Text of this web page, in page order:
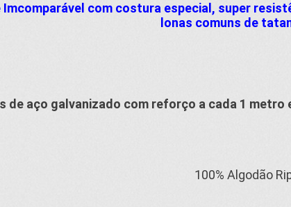
Imcomparável com costura especial, super
lonas comuns de
de aço galvanizado com reforço a cada 1
100% Algodão